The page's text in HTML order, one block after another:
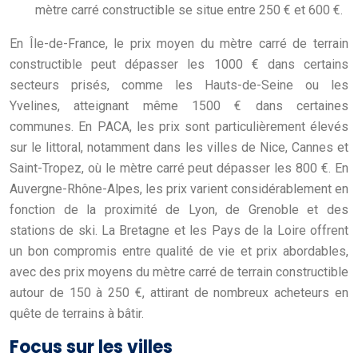
mètre carré constructible se situe entre 250 € et 600 €.
En Île-de-France, le prix moyen du mètre carré de terrain
constructible peut dépasser les 1000 € dans certains
secteurs prisés, comme les Hauts-de-Seine ou les
Yvelines, atteignant même 1500 € dans certaines
communes. En PACA, les prix sont particulièrement élevés
sur le littoral, notamment dans les villes de Nice, Cannes et
Saint-Tropez, où le mètre carré peut dépasser les 800 €. En
Auvergne-Rhône-Alpes, les prix varient considérablement en
fonction de la proximité de Lyon, de Grenoble et des
stations de ski. La Bretagne et les Pays de la Loire offrent
un bon compromis entre qualité de vie et prix abordables,
avec des prix moyens du mètre carré de terrain constructible
autour de 150 à 250 €, attirant de nombreux acheteurs en
quête de terrains à bâtir.
Focus sur les villes